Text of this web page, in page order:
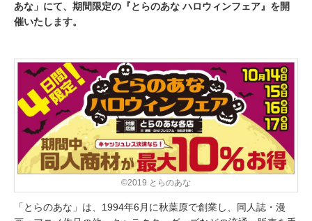
あな」にて、期間限定の『とらのあな ハロウィンフェア』を開
催いたします。
©2019 とらのあな
「とらのあな」は、1994年6月に秋葉原で創業し、同人誌・漫